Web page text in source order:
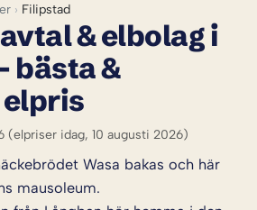
› Filipstad
& elbolag i
bästa &
(elpriser idag, 10 augusti 2026)
Wasa bakas och här
mausoleum.